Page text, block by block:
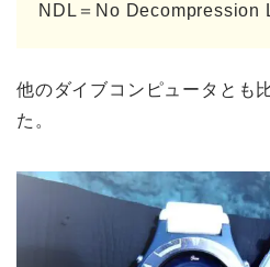
NDL＝No Decompression
他のダイブコンピュータとも
た。